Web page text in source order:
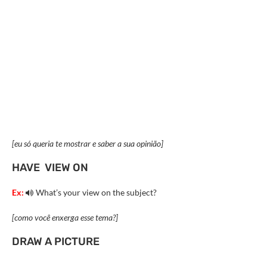
[eu só queria te mostrar e saber a sua opinião]
HAVE VIEW ON
Ex: What’s your view on the subject?
[como você enxerga esse tema?]
DRAW A PICTURE